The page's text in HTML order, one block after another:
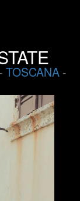
TOSCANA-